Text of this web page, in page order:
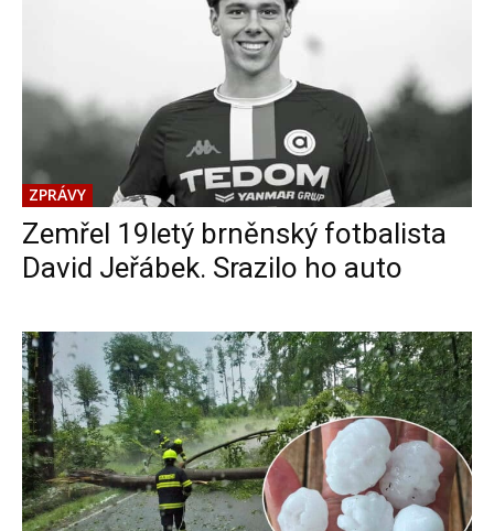
ZPRÁVY
Zemřel 19letý brněnský fotbalista
David Jeřábek. Srazilo ho auto